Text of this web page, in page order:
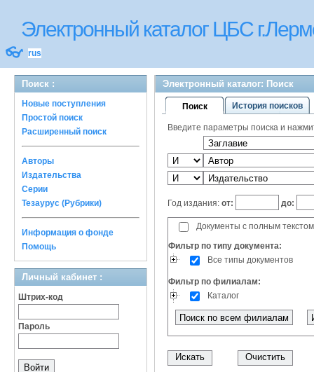
Электронный каталог ЦБС
👓 rus
Поиск :
Новые поступления
Простой поиск
Расширенный поиск
Авторы
Издательства
Серии
Тезаурус (Рубрики)
Информация о фонде
Помощь
Личный кабинет :
Штрих-код
Пароль
Электронный каталог: Поиск
Поиск История поисков
Введите параметры поиска и
Год издания: от: до:
Документы с полным текстом
Фильтр по типу документа:
Все типы документов
Фильтр по филиалам:
Каталог
Поиск по всем филиалам